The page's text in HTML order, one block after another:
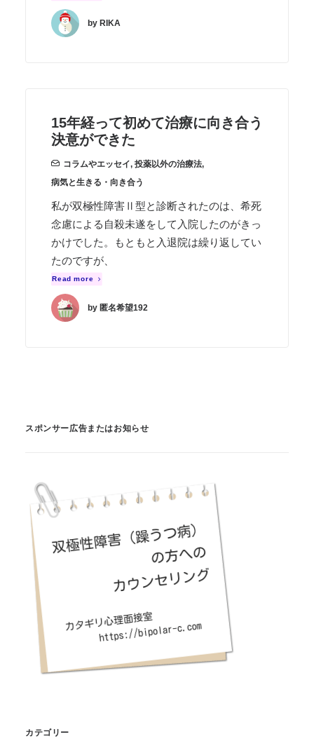
by RIKA
15年経って初めて治療に向き合う
決意ができた
コラムやエッセイ, 投薬以外の治療法,
病気と生きる・向き合う
私が双極性障害Ⅱ型と診断されたのは、希死
念慮による自殺未遂をして入院したのがきっ
かけでした。もともと入退院は繰り返してい
たのですが、
Read more
by 匿名希望192
スポンサー広告またはお知らせ
カテゴリー